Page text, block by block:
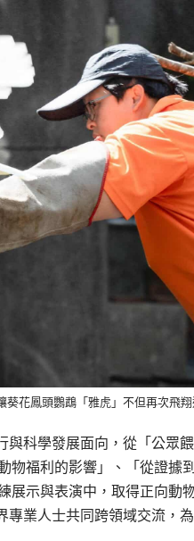
花鳳頭鸚鵡「雅虎」不但再次飛
科學發展面向，從「公眾
福利的影響」、「從證據
示與表演中，取得正向動
業人士共同跨領域交流，